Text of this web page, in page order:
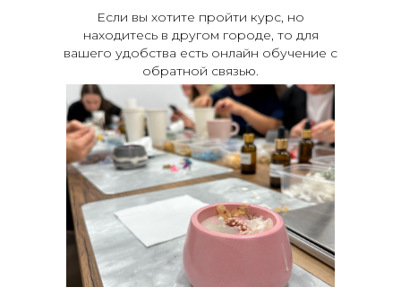
Если вы хотите пройти курс, но
находитесь в другом городе, то для
вашего удобства есть онлайн обучение с
обратной связью.